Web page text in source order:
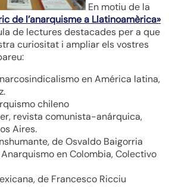
En motiu de la
de l’anarquisme a Llatinoamèrica»
de lectures destacades per a que
curiositat i ampliar els vostres
en América latina,
chileno
revista comunista-anárquica,
Aires.
de Osvaldo Baigorria
en Colombia, Colectivo
de Francesco Ricciu